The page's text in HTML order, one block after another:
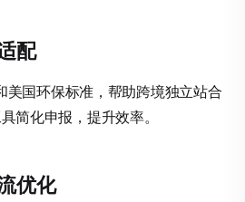
配
国环保标准，帮助跨境独立站合
简化申报，提升效率。
优化